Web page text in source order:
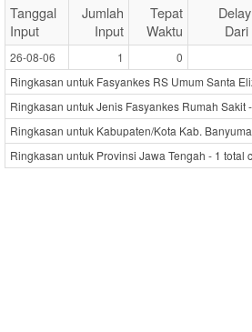
Tanggal
Input
Jumlah
Input
Tepat
Waktu
26-08-06 1 0
Ringkasan untuk Fasyankes RS Umum Santa
Ringkasan untuk Jenis Fasyankes Rumah Sakit -
Ringkasan untuk Kabupaten/Kota Kab.
Ringkasan untuk Provinsi Jawa Tengah - 1 total